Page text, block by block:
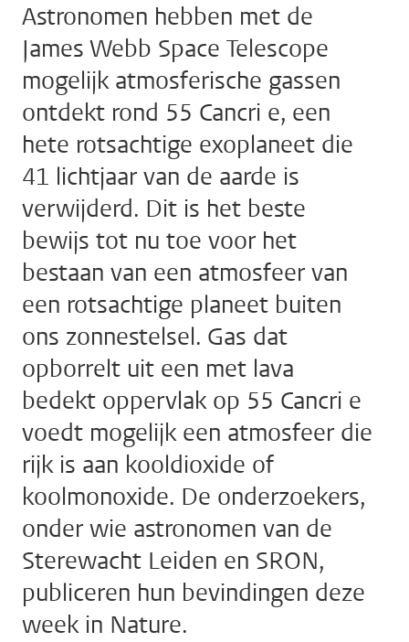
Astronomen hebben met de
James Webb Space Telescope
mogelijk atmosferische gassen
ontdekt rond 55 Cancri e, een
hete rotsachtige exoplaneet die
41 lichtjaar van de aarde is
verwijderd. Dit is het beste
bewijs tot nu toe voor het
bestaan van een atmosfeer van
een rotsachtige planeet buiten
ons zonnestelsel. Gas dat
opborrelt uit een met lava
bedekt oppervlak op 55 Cancri e
voedt mogelijk een atmosfeer die
rijk is aan kooldioxide of
koolmonoxide. De onderzoekers,
onder wie astronomen van de
Sterewacht Leiden en SRON,
publiceren hun bevindingen deze
week in Nature.